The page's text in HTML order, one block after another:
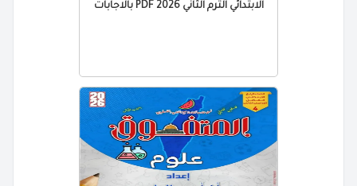
الابتدائي الترم الثاني 2026 PDF بالاجابات